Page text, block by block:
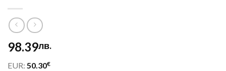
98.39лв.
EUR: 50.30€